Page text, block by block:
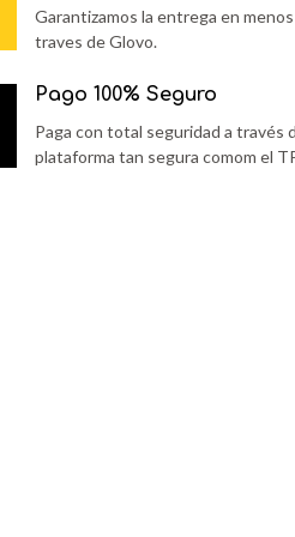
Garantizamos la entrega en
traves de Glovo.
Pago 100% Seguro
Paga con total seguridad a través
plataforma tan segura comom el